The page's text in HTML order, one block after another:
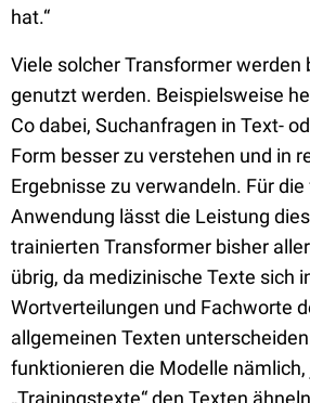
hat.“
Viele solcher Transformer werden
genutzt werden. Beispielsweise
Co dabei, Suchanfragen in Text-
Form besser zu verstehen und in
Ergebnisse zu verwandeln. Für
Anwendung lässt die Leistung
trainierten Transformer bisher
übrig, da medizinische Texte sich
Wortverteilungen und Fachworte
allgemeinen Texten
funktionieren die Modelle nämlich,
„Trainingstexte“ den Texten